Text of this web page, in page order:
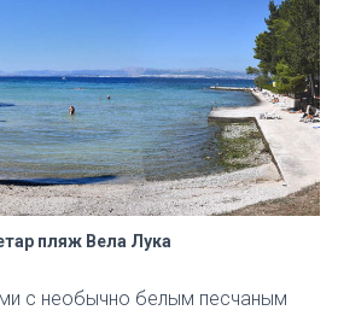
пляж Вела Лука
с необычно белым песчаным